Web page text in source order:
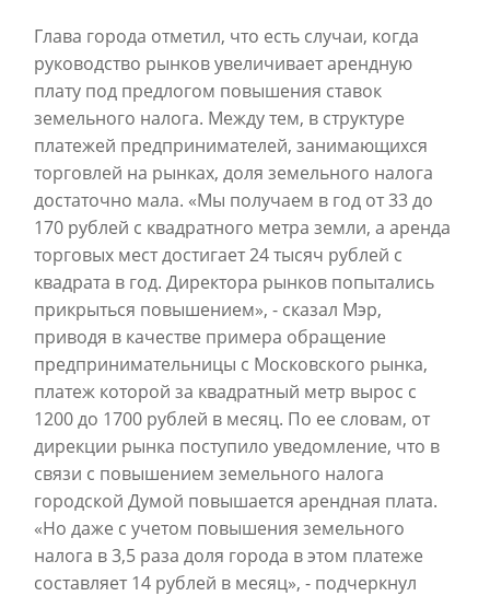
Глава города отметил, что есть случаи, когда
руководство рынков увеличивает арендную
плату под предлогом повышения ставок
земельного налога. Между тем, в структуре
платежей предпринимателей, занимающихся
торговлей на рынках, доля земельного налога
достаточно мала. «Мы получаем в год от 33 до
170 рублей с квадратного метра земли, а аренда
торговых мест достигает 24 тысяч рублей с
квадрата в год. Директора рынков попытались
прикрыться повышением», - сказал Мэр,
приводя в качестве примера обращение
предпринимательницы с Московского рынка,
платеж которой за квадратный метр вырос с
1200 до 1700 рублей в месяц. По ее словам, от
дирекции рынка поступило уведомление, что в
связи с повышением земельного налога
городской Думой повышается арендная плата.
«Но даже с учетом повышения земельного
налога в 3,5 раза доля города в этом платеже
составляет 14 рублей в месяц», - подчеркнул